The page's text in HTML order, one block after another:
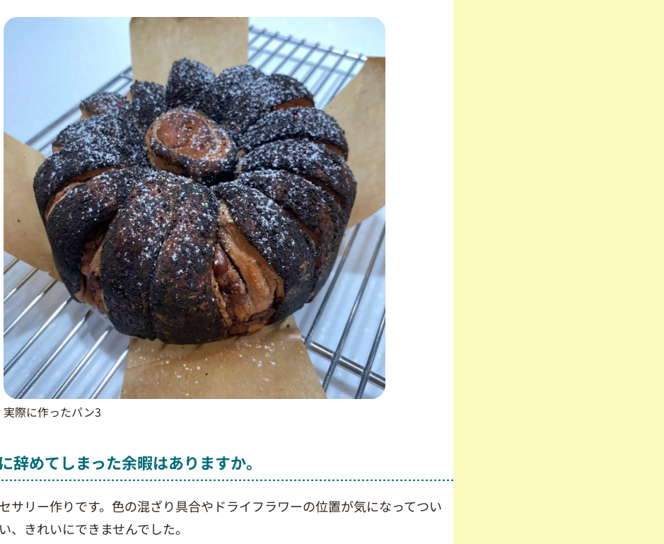
実際に作ったパン3
辞めてしまった余暇はありますか。
サリー作りです。色の混ざり具合やドライフラワーの位置が気になってつい
、きれいにできませんでした。